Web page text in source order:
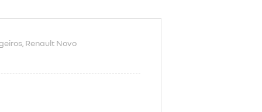
, Renault Novo